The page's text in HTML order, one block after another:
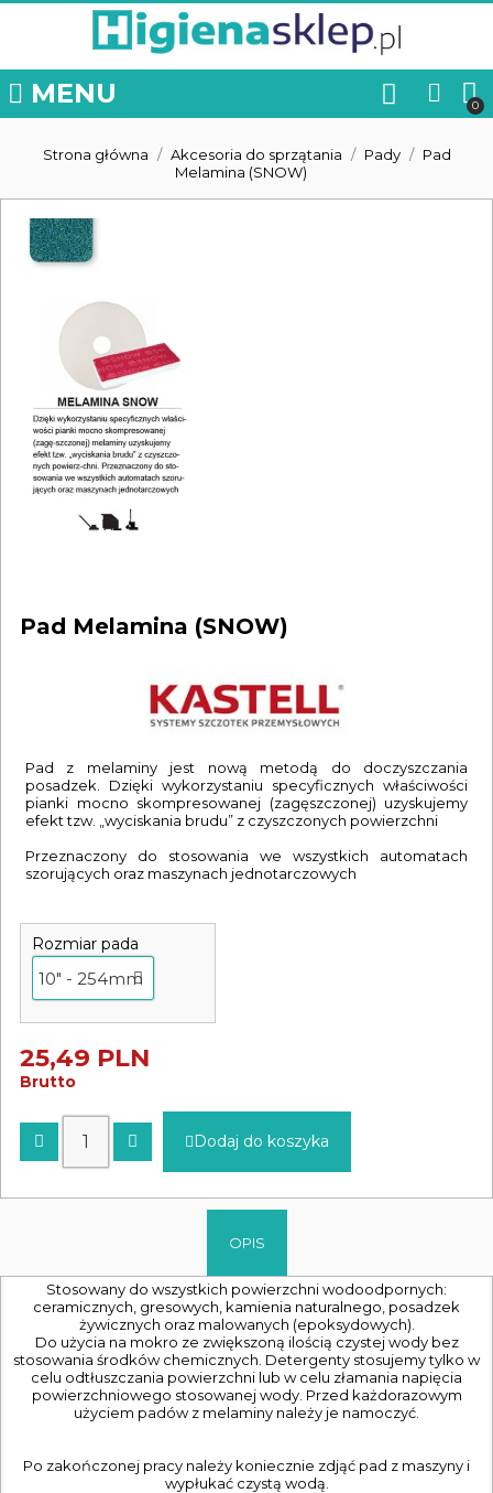
MENU
Strona główna Akcesoria do sprzątania Pady
Pad
Melamina (SNOW)
Pad Melamina (SNOW)
Pad z melaminy jest nową metodą do doczyszczania
posadzek. Dzięki wykorzystaniu specyficznych właściwości
pianki mocno skompresowanej (zagęszczonej) uzyskujemy
efekt tzw. „wyciskania brudu” z czyszczonych powierzchni
Przeznaczony do stosowania we wszystkich automatach
szorujących oraz maszynach jednotarczowych
Rozmiar pada
25,49 PLN
Brutto
Dodaj do koszyka
OPIS
Stosowany do wszystkich powierzchni wodoodpornych:
ceramicznych, gresowych, kamienia naturalnego, posadzek
żywicznych oraz malowanych (epoksydowych).
Do użycia na mokro ze zwiększoną ilością czystej wody bez
stosowania środków chemicznych. Detergenty stosujemy tylko w
celu odtłuszczania powierzchni lub w celu złamania napięcia
powierzchniowego stosowanej wody. Przed każdorazowym
użyciem padów z melaminy należy je namoczyć.
Po zakończonej pracy należy koniecznie zdjąć pad z maszyny i
wypłukać czystą wodą.